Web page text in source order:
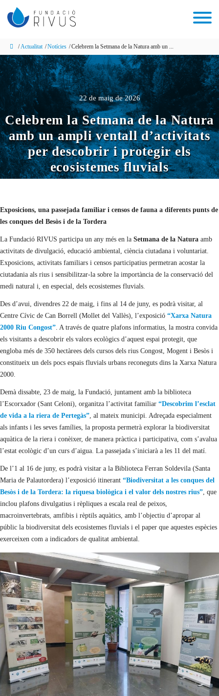
Actualitat Notícies Celebrem la Setmana de la Natura amb un ...
22 de maig de 2026
Celebrem la Setmana de la Natura
amb un ampli ventall d’activitats
per descobrir i protegir els
ecosistemes fluvials
Exposicions, una passejada familiar i censos de fauna a diferents punts de
les conques del Besòs i de la Tordera
La Fundació RIVUS participa un any més en la Setmana de la Natura amb
activitats de divulgació, educació ambiental, ciència ciutadana i voluntariat.
Exposicions, activitats familiars i censos participatius permetran acostar la
ciutadania als rius i sensibilitzar-la sobre la importància de la conservació del
medi natural i, en especial, dels ecosistemes fluvials.
Des d’avui, divendres 22 de maig, i fins al 14 de juny, es podrà visitar, al
Centre Cívic de Can Borrell (Mollet del Vallès), l’exposició “Xarxa Natura
2000 Riu Congost”. A través de quatre plafons informatius, la mostra convida
els visitants a descobrir els valors ecològics d’aquest espai protegit, que
engloba més de 350 hectàrees dels cursos dels rius Congost, Mogent i Besòs i
constitueix un dels pocs espais fluvials urbans reconeguts dins la Xarxa Natura
2000.
Demà dissabte, 23 de maig, la Fundació, juntament amb la biblioteca
l’Escorxador (Sant Celoni), organitza l’activitat familiar “Descobrim l’esclat
de vida a la riera de Pertegàs”, al mateix municipi. Adreçada especialment
als infants i les seves famílies, la proposta permetrà explorar la biodiversitat
aquàtica de la riera i conèixer, de manera pràctica i participativa, com s’avalua
l’estat ecològic d’un curs d’aigua. La passejada s’iniciarà a les 11 del matí.
De l’1 al 16 de juny, es podrà visitar a la Biblioteca Ferran Soldevila (Santa
Maria de Palautordera) l’exposició itinerant “Biodiversitat a les conques del
Besòs i de la Tordera: la riquesa biològica i el valor dels nostres rius”, que
inclou plafons divulgatius i rèpliques a escala real de peixos,
macroinvertebrats, amfibis i rèptils aquàtics, amb l’objectiu d’apropar al
públic la biodiversitat dels ecosistemes fluvials i el paper que aquestes espècies
exerceixen com a indicadors de qualitat ambiental.